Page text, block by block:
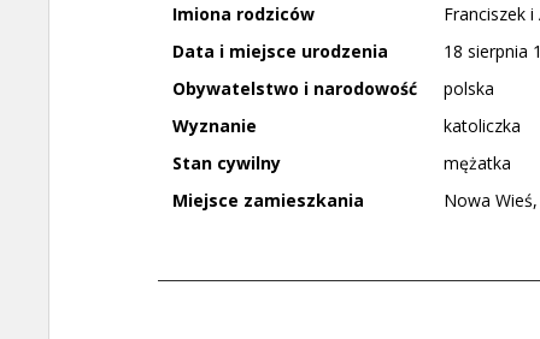
Imiona rodziców
Franciszek
Data i miejsce urodzenia
18 sierpnia
Obywatelstwo i narodowość
polska
Wyznanie
katoliczka
Stan cywilny
mężatka
Miejsce zamieszkania
Nowa